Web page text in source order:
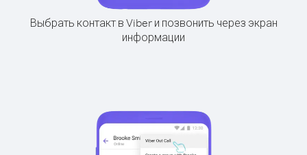
Выбрать контакт в Viber и позвонить через экран
информации